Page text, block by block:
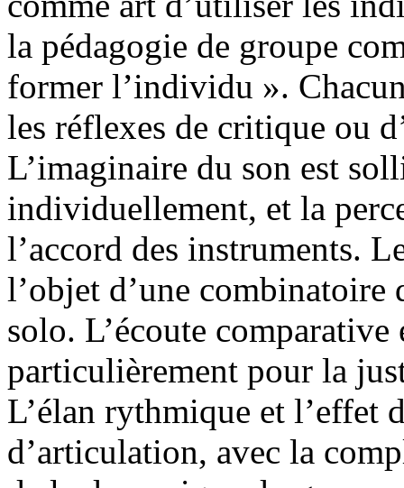
la pédagogie de groupe
former l’individu ».
les réflexes de critique ou
L’imaginaire du son est
individuellement, et la
l’accord des instruments.
l’objet d’une combinatoire
solo. L’écoute comparative
particulièrement pour la
L’élan rythmique et l’effet
d’articulation, avec la